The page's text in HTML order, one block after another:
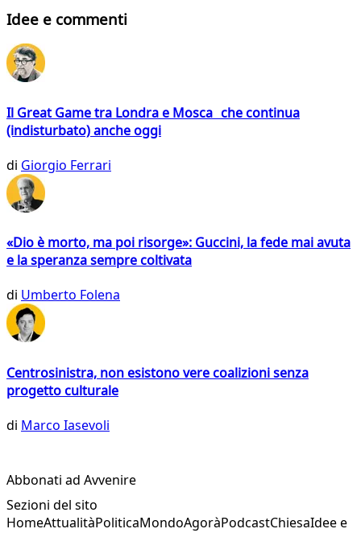
Idee e commenti
Il Great Game tra Londra e Mosca che continua
(indisturbato) anche oggi
di Giorgio Ferrari
«Dio è morto, ma poi risorge»: Guccini, la fede mai avuta
e la speranza sempre coltivata
di Umberto Folena
Centrosinistra, non esistono vere coalizioni senza
progetto culturale
di Marco Iasevoli
Abbonati ad Avvenire
Sezioni del sito
HomeAttualitàPoliticaMondoAgoràPodcastChiesaIdee e